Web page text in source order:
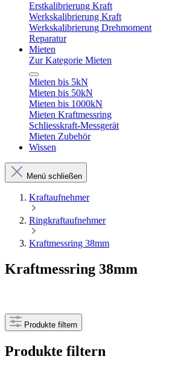
Erstkalibrierung Kraft
Werkskalibrierung Kraft
Werkskalibrierung Drehmoment
Reparatur
Mieten
Zur Kategorie Mieten
Mieten bis 5kN
Mieten bis 50kN
Mieten bis 1000kN
Mieten Kraftmessring
Schliesskraft-Messgerät
Mieten Zubehör
Wissen
Menü schließen
Kraftaufnehmer
Ringkraftaufnehmer
Kraftmessring 38mm
Kraftmessring 38mm
Produkte filtern
Produkte filtern